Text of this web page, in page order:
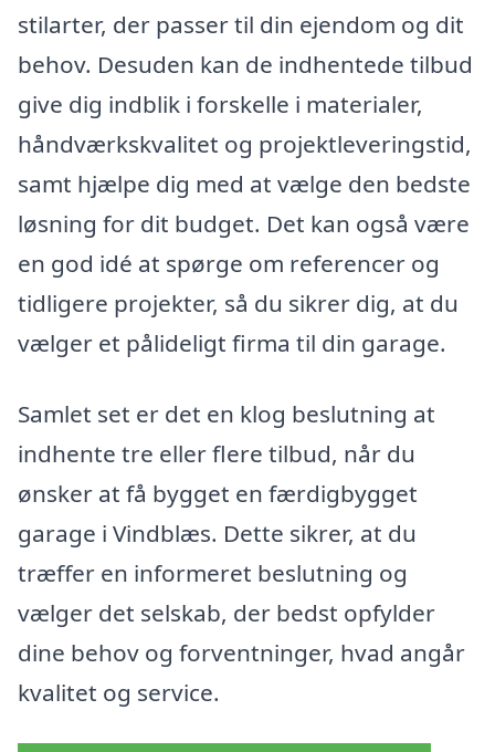
stilarter, der passer til din ejendom og dit
behov. Desuden kan de indhentede tilbud
give dig indblik i forskelle i materialer,
håndværkskvalitet og projektleveringstid,
samt hjælpe dig med at vælge den bedste
løsning for dit budget. Det kan også være
en god idé at spørge om referencer og
tidligere projekter, så du sikrer dig, at du
vælger et pålideligt firma til din garage.
Samlet set er det en klog beslutning at
indhente tre eller flere tilbud, når du
ønsker at få bygget en færdigbygget
garage i Vindblæs. Dette sikrer, at du
træffer en informeret beslutning og
vælger det selskab, der bedst opfylder
dine behov og forventninger, hvad angår
kvalitet og service.